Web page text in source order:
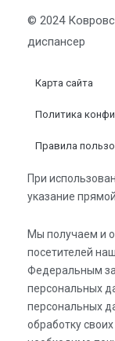
© 2024
диспансер
Карта сайта
Политика
Правила
При
указание
Мы получаем и
посетителей
Федеральным
персональных
персональных
обработку